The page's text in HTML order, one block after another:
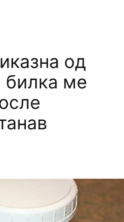
од
билка ме